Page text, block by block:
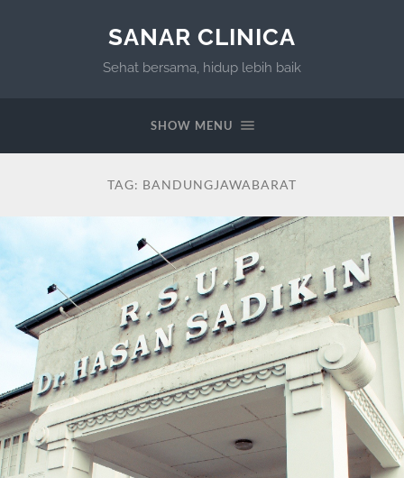
SANAR CLINICA
Sehat bersama, hidup lebih baik
SHOW MENU
TAG: BANDUNGJAWABARAT